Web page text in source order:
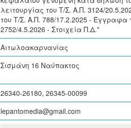
λειτουργίας του Τ/Σ. Α.Π. 3124/
του Τ/Σ. Α.Π. 788/17.2.2025 -
2752/4.5.2026 - Στοιχεία Π.Δ."
Αιτωλοακαρνανίας
Σισμάνη 16 Ναύπακτος
26340-26180, 26345-00099
lepantomedia@gmail.com